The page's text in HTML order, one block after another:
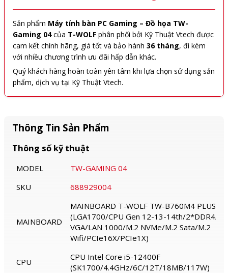
Sản phẩm Máy tính bàn PC Gaming – Đồ họa TW-
Gaming 04của T-WOLF phân phối bởi Kỹ Thuật Vtech được
cam kết chính hãng, giá tốt và bảo hành 36 tháng, đi kèm
với nhiều chương trình ưu đãi hấp dẫn khác.
Quý khách hàng hoàn toàn yên tâm khi lựa chọn sử dụng sản
phẩm, dịch vụ tại Kỹ Thuật Vtech.
Thông Tin Sản Phẩm
Thông số kỹ thuật
MODEL
TW-GAMING 04
SKU
688929004
MAINBOARD
MAINBOARD T-WOLF TW-B760M4 PLUS
(LGA1700/CPU Gen 12-13-14th/2*DDR4/
VGA/LAN 1000/M.2 NVMe/M.2 Sata/M.2
Wifi/PCIe16X/PCIe1X)
CPU
CPU Intel Core i5-12400F
(SK1700/4.4GHz/6C/12T/18MB/117W)